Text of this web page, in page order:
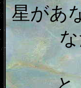
星があ